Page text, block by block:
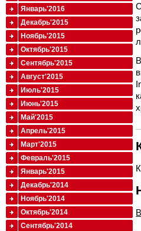
Январь'2016
Декабрь'2015
Ноябрь'2015
Октябрь'2015
Сентябрь'2015
Август'2015
Июль'2015
Июнь'2015
Май'2015
Апрель'2015
Март'2015
Февраль'2015
Январь'2015
Декабрь'2014
Ноябрь'2014
Октябрь'2014
Сентябрь'2014